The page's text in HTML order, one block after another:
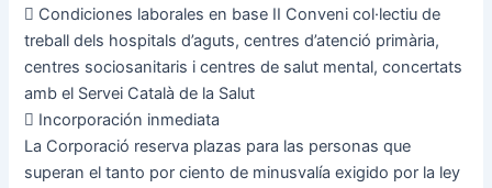
 Condiciones laborales en base II Conveni col·lectiu de
treball dels hospitals d’aguts, centres d’atenció primària,
centres sociosanitaris i centres de salut mental, concertats
amb el Servei Català de la Salut
 Incorporación inmediata
La Corporació reserva plazas para las personas que
superan el tanto por ciento de minusvalía exigido por la ley